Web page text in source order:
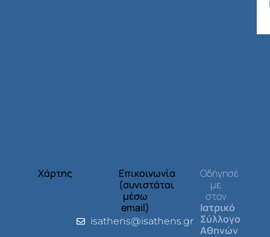
Χάρτης
Επικοινωνία
(συνιστάται
μέσω
email)
isathens@isathens.gr
Οδήγησέ
με
στον
Ιατρικό
Σύλλογο
Αθηνών